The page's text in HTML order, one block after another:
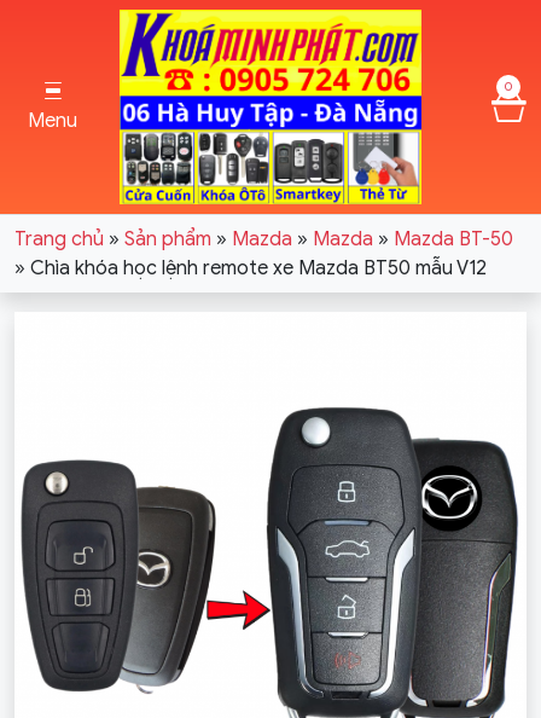
Menu
0
Trang chủ » Sản phẩm » Mazda » Mazda » Mazda BT-50
» Chìa khóa học lệnh remote xe Mazda BT50 mẫu V12